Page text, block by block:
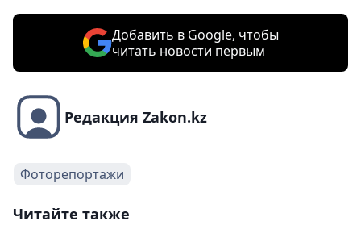
Добавить в Google, чтобы
читать новости первым
Редакция Zakon.kz
Фоторепортажи
Читайте также